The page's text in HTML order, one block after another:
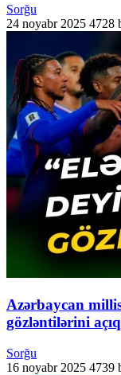
Sorğu
24 noyabr 2025 4728
Azərbaycan
gözləntilərini
Sorğu
16 noyabr 2025 4739